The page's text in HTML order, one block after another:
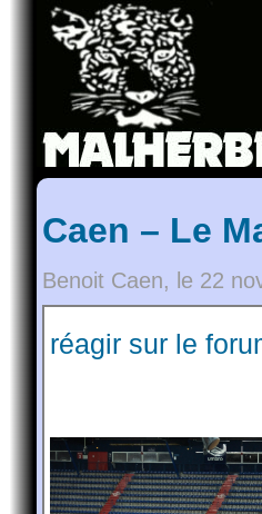
Caen – Le
Benoit Caen, le 22
réagir sur le